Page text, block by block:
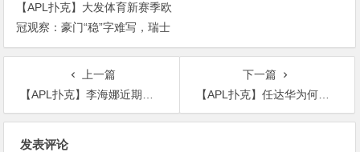
【APL扑克】大发体育新赛季欧
冠观察：豪门“稳”字难写，瑞士
轮赛制让每一场都变成生死
上一篇
【APL扑克】李海娜近期被曝脸垮了？疑似陷入整容风波！
下一篇
【APL扑克】任达华为何拒绝赔偿？其手指治疗还要多久？
发表评论